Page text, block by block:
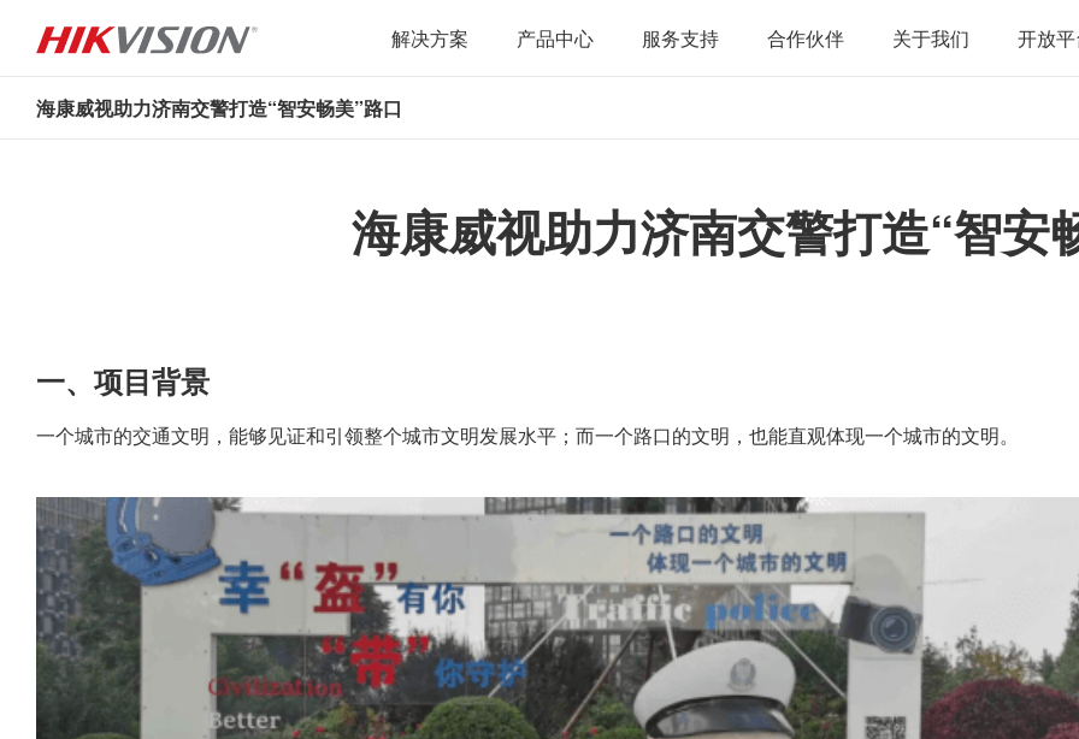
解决方案 产品中心 服务支持 合作伙伴 关于我们 开放
海康威视助力济南交警打造“智安畅美”路口
海康威视助力济南交警打造“智安
一、项目背景
一个城市的交通文明，能够见证和引领整个城市文明发展水平；而一个路口的文明，也能直观体现一个城市的文明。